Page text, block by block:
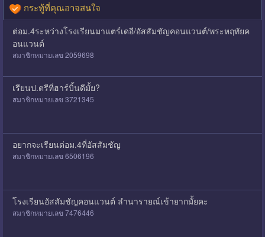
กระทู้ที่คุณอาจสนใจ
ต่อม.4ระหว่างโรงเรียนมาแตร์เดอี/อัสสัมชัญคอนแวนต์/พระหฤทัยค
อนแวนต์
สมาชิกหมายเลข 2059698
เรียนป.ตรีที่ฮาร์บิ้นดีมั้ย?
สมาชิกหมายเลข 3721345
อยากจะเรียนต่อม.4ที่อัสสัมชัญ
สมาชิกหมายเลข 6506196
โรงเรียนอัสสัมชัญคอนแวนต์ ลำนารายณ์เข้ายากมั้ยคะ
สมาชิกหมายเลข 7476446